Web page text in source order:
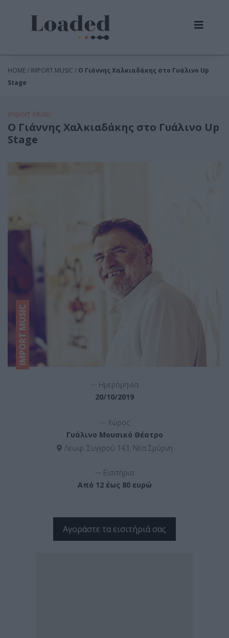
HOME / IMPORT MUSIC / Ο Γιάννης Χαλκιαδάκης στο Γυάλινο Up
Stage
Import Music
Ο Γιάννης Χαλκιαδάκης στο Γυάλινο Up
Stage
IMPORT MUSIC
Ημερομηνία
20/10/2019
Χώρος
Γυάλινο Μουσικό Θέατρο
Λεωφ. Συγγρού 143, Νέα Σμύρνη
Εισιτήρια
Από 12 έως 80 ευρώ